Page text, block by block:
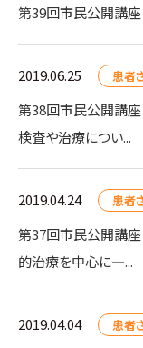
第39回市民公開講座
2019.06.25 患者
第38回市民公開講座
検査や治療につい...
2019.04.24 患者
第37回市民公開講座
的治療を中心に―...
2019.04.04 患者